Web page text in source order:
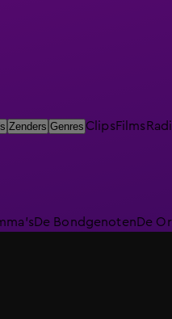
Zenders Genres ClipsFilms
De BondgenotenDe